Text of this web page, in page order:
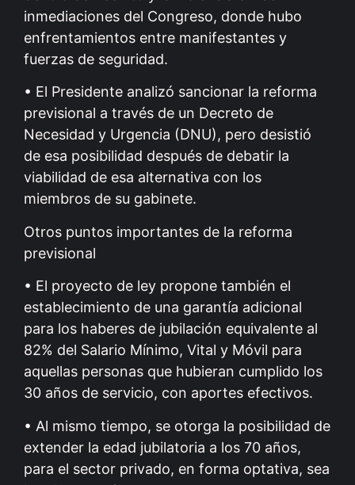
inmediaciones del Congreso, donde hubo
enfrentamientos entre manifestantes y
fuerzas de seguridad.
• El Presidente analizó sancionar la reforma
previsional a través de un Decreto de
Necesidad y Urgencia (DNU), pero desistió
de esa posibilidad después de debatir la
viabilidad de esa alternativa con los
miembros de su gabinete.
Otros puntos importantes de la reforma
previsional
• El proyecto de ley propone también el
establecimiento de una garantía adicional
para los haberes de jubilación equivalente al
82% del Salario Mínimo, Vital y Móvil para
aquellas personas que hubieran cumplido los
30 años de servicio, con aportes efectivos.
• Al mismo tiempo, se otorga la posibilidad de
extender la edad jubilatoria a los 70 años,
para el sector privado, en forma optativa, sea